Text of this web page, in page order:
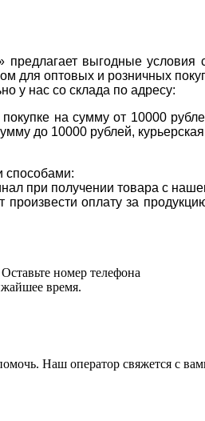
выгодные условия
для оптовых и розничных
у нас со склада по адресу:
на сумму от 10000
до 10000 рублей,
способами:
при получении товара с
произвести оплату за
номер телефона
время.
Наш оператор свяжется с